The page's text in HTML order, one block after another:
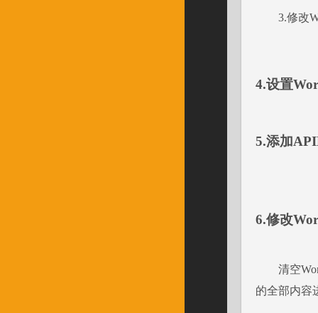
3.修改
4.设置
5.添加
6.修改
清空
的全部内容